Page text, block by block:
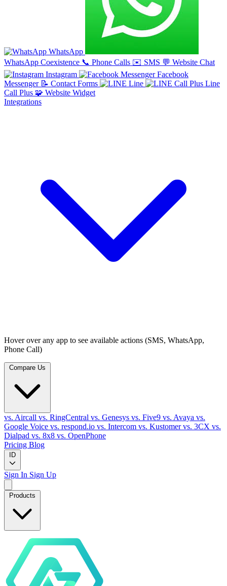
WhatsApp
WhatsApp Coexistence 📞 Phone Calls ✉️ SMS 💬 Website Chat
Instagram
Facebook
Messenger 📝 Contact Forms Line
Line
Call Plus 🧩 Website Widget
Integrations
Hover over any app to see available actions (SMS, WhatsApp,
Phone Call)
vs. Aircall vs. RingCentral vs. Genesys vs. Five9 vs. Avaya vs.
Google Voice vs. respond.io vs. Intercom vs. Kustomervs. 3CX vs.
Dialpad vs. 8x8 vs. OpenPhone
Pricing Blog
ID
Sign In Sign Up
Products